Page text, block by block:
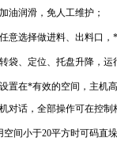
油润滑，免人工维护；
意选择做进料、出料口，
袋、定位、托盘升降，
置在*有效的空间，主机
对话，全部操作可在控
间小于20平方时可码直